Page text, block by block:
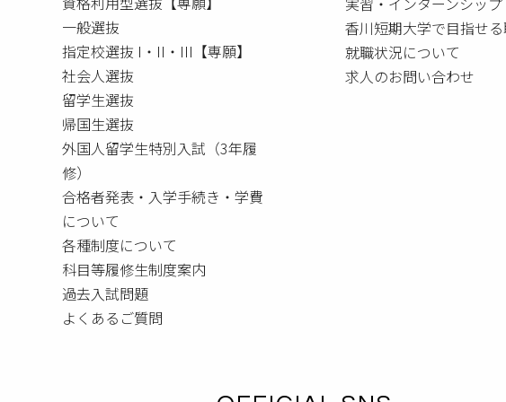
一般選抜
指定校選抜 I・II・III【専願】
社会人選抜
留学生選抜
帰国生選抜
外国人留学生特別入試（3年履
修）
合格者発表・入学手続き・学費
について
各種制度について
科目等履修生制度案内
過去入試問題
よくあるご質問
香川短期大学で目指せ
就職状況について
求人のお問い合わせ